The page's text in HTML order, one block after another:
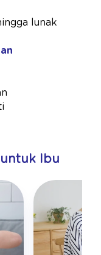
lunak
Ibu